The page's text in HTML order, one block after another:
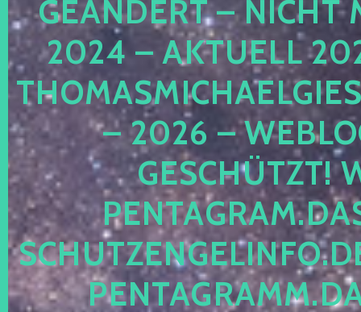
GEÄNDERT – NICHT
2024 – AKTUELL
– 2026 –
ESCHÜTZT!